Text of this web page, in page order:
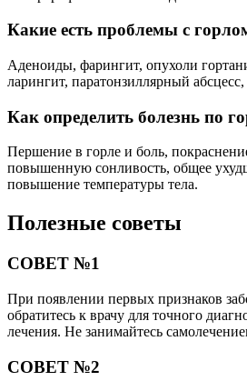
Какие есть проблемы с
Аденоиды, фарингит, опухоли
ларингит, паратонзиллярный
Как определить болезнь по
Першение в горле и боль,
повышенную сонливость, общее
повышение температуры тела.
Полезные советы
СОВЕТ №1
При появлении первых признаков
обратитесь к врачу для точного
лечения. Не занимайтесь
СОВЕТ №2